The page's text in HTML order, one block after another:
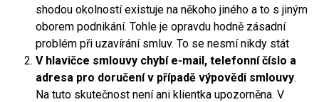
shodou okolností existuje na někoho jiného a to s jiným
oborem podnikání. Tohle je opravdu hodně zásadní
problém při uzavírání smluv. To se nesmí nikdy stát
V hlavičce smlouvy chybí e-mail, telefonní číslo a
adresa pro doručení v případě výpovědi smlouvy.
Na tuto skutečnost není ani klientka upozorněna. V